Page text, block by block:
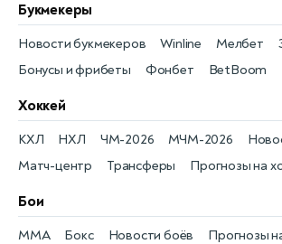
Букмекеры
Бонусы и фрибеты
Новости букмекеров
Фонбет
Winline
BetBoom
Мелбет
Хоккей
КХЛ
Матч-центр
НХЛ
Трансферы
ЧМ-2026
Прогнозы на
МЧМ-2026
Бои
Новости боёв
MMA Прогнозы
Бокс